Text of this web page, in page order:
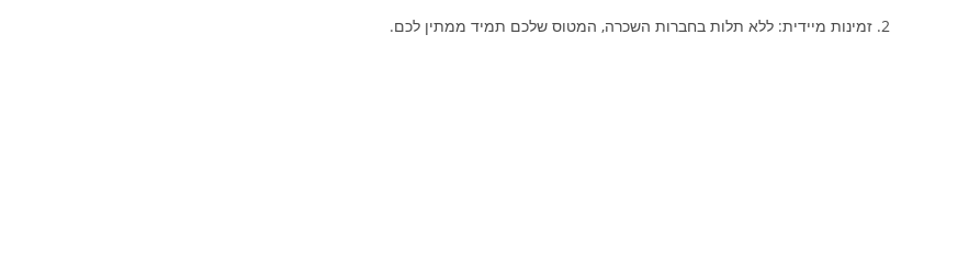
2. זמינות מיידית: ללא תלות בחברות השכרה, המטוס שלכם תמיד ממתין לכם.